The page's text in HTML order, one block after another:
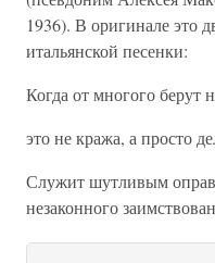
1936). В оригинале это
итальянской песенки:
Когда от многого берут
это не кража, а просто
Служит шутливым
незаконного